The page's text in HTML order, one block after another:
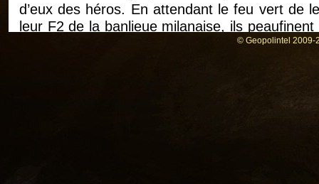
d’eux des héros. En attendant le feu vert de
leur F2 de la banlieue milanaise, ils peaufinent
commettre en France. Et pour tuer le© Geopolintel 2009-